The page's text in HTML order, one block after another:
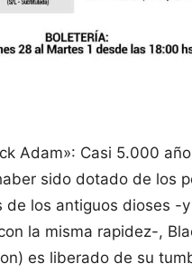
Adam»: Casi 5.000
sido dotado de los
de los antiguos dioses -y
la misma rapidez-,
es liberado de su